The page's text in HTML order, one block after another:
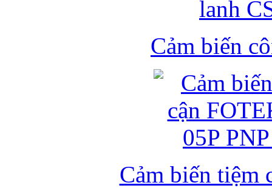
Cảm biến
Cảm biến tiệm